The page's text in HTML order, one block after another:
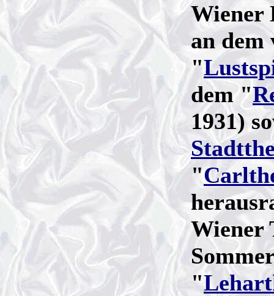
Wiener
an dem
"
dem "
1931)
"
Wiener
"